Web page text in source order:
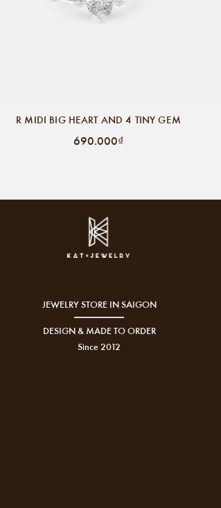
R MIDI BIG HEART AND 4 TINY GEM
690.000₫
JEWELRY STORE IN SAIGON
DESIGN & MADE TO ORDER
Since 2012